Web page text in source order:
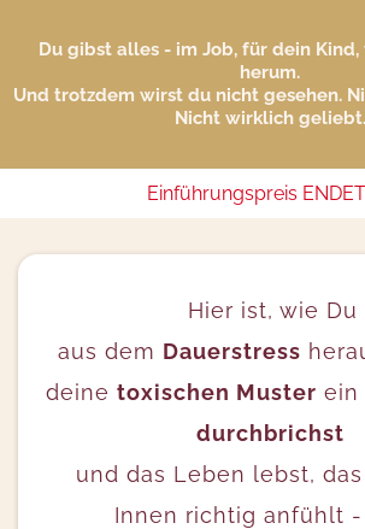
Du gibst alles - im Job, für dein
herum.
Und trotzdem wirst du nicht gesehen.
Nicht wirklich geliebt.
Einführungspreis
Hier ist, wie Du
aus dem Dauerstress
deine toxischen Muster ein
durchbrichst
und das Leben lebst,
Innen richtig anfühlt